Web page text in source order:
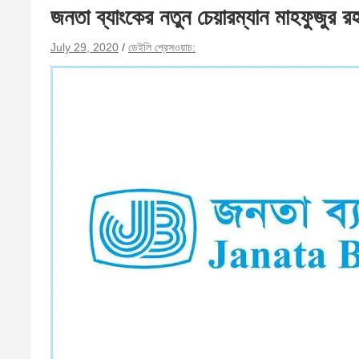
জনতা ব্যাংকের নতুন চেয়ারম্যান মাহফুজুর
July 29, 2020 ডেইলি প্রেসওয়াচ: